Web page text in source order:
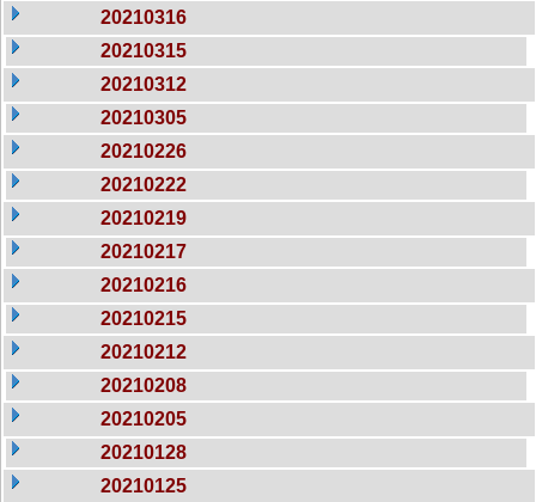
20210316
20210315
20210312
20210305
20210226
20210222
20210219
20210217
20210216
20210215
20210212
20210208
20210205
20210128
20210125